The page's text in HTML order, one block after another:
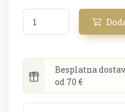
Besplatna
od 70 €